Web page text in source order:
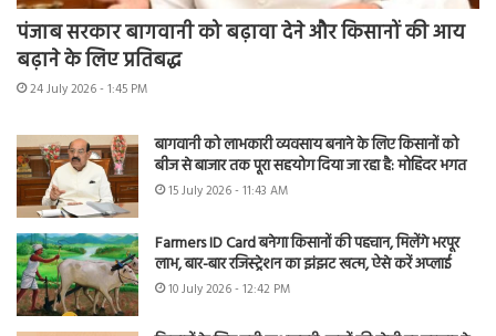
पंजाब सरकार बागवानी को बढ़ावा देने और किसानों की आय
बढ़ाने के लिए प्रतिबद्ध
24 July 2026 - 1:45 PM
बागवानी को लाभकारी व्यवसाय बनाने के लिए किसानों को
बीज से बाजार तक पूरा सहयोग दिया जा रहा है: मोहिंदर भगत
15 July 2026 - 11:43 AM
Farmers ID Card बनेगा किसानों की पहचान, मिलेंगे भरपूर
लाभ, बार-बार रजिस्ट्रेशन का झंझट खत्म, ऐसे करें अप्लाई
10 July 2026 - 12:42 PM